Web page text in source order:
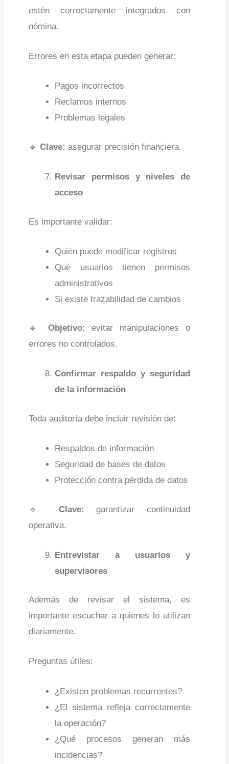
estén correctamente integrados con
nómina.
Errores en esta etapa pueden generar:
Pagos incorrectos
Reclamos internos
Problemas legales
🔹Clave: asegurar precisión financiera.
Revisar permisos y niveles de
acceso
Es importante validar:
Quién puede modificar registros
Qué usuarios tienen permisos
administrativos
Si existe trazabilidad de cambios
🔹 Objetivo: evitar manipulaciones o
errores no controlados.
Confirmar respaldo y seguridad
de la información
Toda auditoría debe incluir revisión de:
Respaldos de información
Seguridad de bases de datos
Protección contra pérdida de datos
🔹 Clave:
garantizar continuidad
operativa.
Entrevistar a usuarios y
supervisores
Además de revisar el sistema, es
importante escuchar a quienes lo utilizan
diariamente.
Preguntas útiles:
¿Existen problemas recurrentes?
¿El sistema refleja correctamente
la operación?
¿Qué procesos generan más
incidencias?